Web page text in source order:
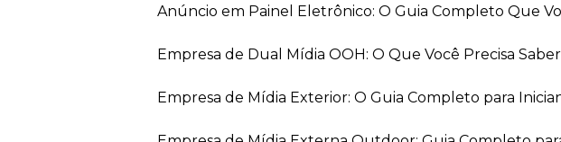
Anúncio em Painel Eletrônico: O Guia Completo Que
Empresa de Dual Mídia OOH: O Que Você Precisa Saber
Empresa de Mídia Exterior: O Guia Completo para